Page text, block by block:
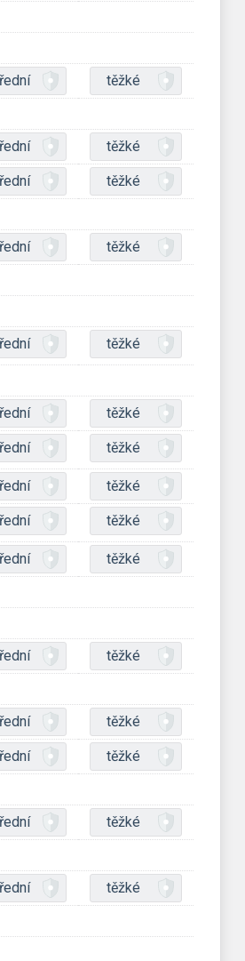
těžké
těžké
těžké
těžké
těžké
těžké
těžké
těžké
těžké
těžké
těžké
těžké
těžké
těžké
těžké